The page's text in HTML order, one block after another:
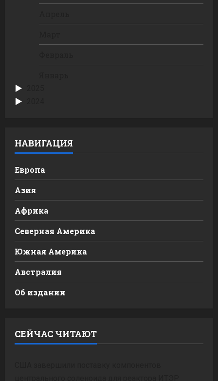
НАВИГАЦИЯ
Европа
Азия
Африка
Северная Америка
Южная Америка
Австралия
Об издании
СЕЙЧАС ЧИТАЮТ